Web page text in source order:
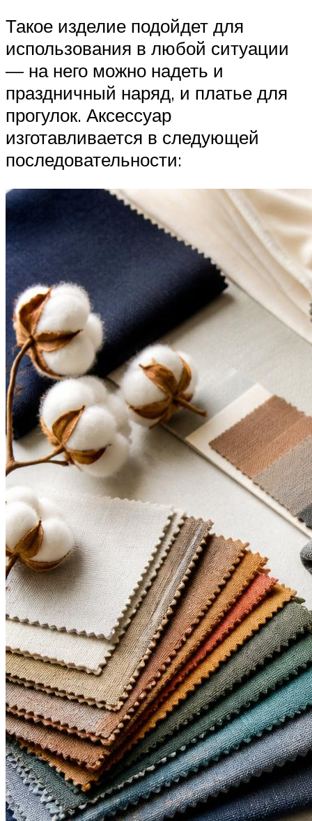
Такое изделие подойдет для
использования в любой ситуации
— на него можно надеть и
праздничный наряд, и платье для
прогулок. Аксессуар
изготавливается в следующей
последовательности: